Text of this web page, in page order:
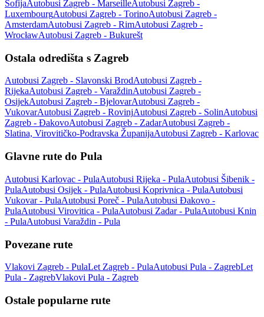
SofijaAutobusi Zagreb - MarseilleAutobusi Zagreb -
LuxembourgAutobusi Zagreb - TorinoAutobusi Zagreb -
AmsterdamAutobusi Zagreb - RimAutobusi Zagreb -
WrocławAutobusi Zagreb - Bukurešt
Ostala odredišta s Zagreb
Autobusi Zagreb - Slavonski BrodAutobusi Zagreb -
RijekaAutobusi Zagreb - VaraždinAutobusi Zagreb -
OsijekAutobusi Zagreb - BjelovarAutobusi Zagreb -
VukovarAutobusi Zagreb - RovinjAutobusi Zagreb - SolinAutobusi
Zagreb - ĐakovoAutobusi Zagreb - ZadarAutobusi Zagreb -
Slatina, Virovitičko-Podravska ŽupanijaAutobusi Zagreb - Karlovac
Glavne rute do Pula
Autobusi Karlovac - PulaAutobusi Rijeka - PulaAutobusi Šibenik -
PulaAutobusi Osijek - PulaAutobusi Koprivnica - PulaAutobusi
Vukovar - PulaAutobusi Poreč - PulaAutobusi Đakovo -
PulaAutobusi Virovitica - PulaAutobusi Zadar - PulaAutobusi Knin
- PulaAutobusi Varaždin - Pula
Povezane rute
Vlakovi Zagreb - PulaLet Zagreb - PulaAutobusi Pula - ZagrebLet
Pula - ZagrebVlakovi Pula - Zagreb
Ostale popularne rute